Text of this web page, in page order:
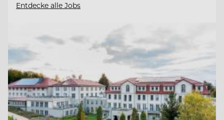
Entdecke alle Jobs